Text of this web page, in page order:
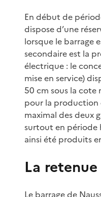
En début de
dispose d’une
lorsque le barrage
secondaire est la
électrique : le
mise en service)
50 cm sous la cote
pour la production
maximal des deux
surtout en période
ainsi été produits
La
Le barrage de